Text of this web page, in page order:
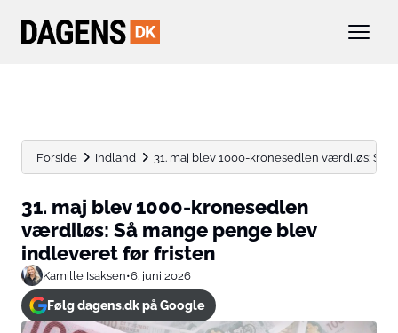
Forside Indland 31. maj blev 1000-kronesedlen værdiløs: Så
31. maj blev 1000-kronesedlen
værdiløs: Så mange penge blev
indleveret før fristen
Kamille Isaksen•6. juni 2026
Følg dagens.dk på Google